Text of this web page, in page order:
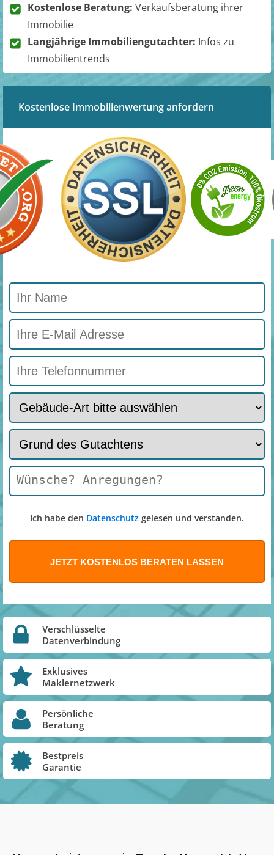
Kostenlose Beratung: Verkaufsberatung ihrer
Immobilie
Langjährige Immobiliengutachter: Infos zu
Immobilientrends
Kostenlose Immobilienwertung anfordern
Ich habe den Datenschutz gelesen und verstanden.
Verschlüsselte
Datenverbindung
Exklusives
Maklernetzwerk
Persönliche
Beratung
Bestpreis
Garantie